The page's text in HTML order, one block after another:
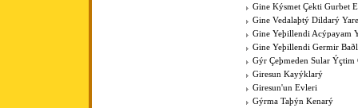
Gine Kýsmet Çekti Gurbet
Gine Vedalaþtý Dildarý
Gine Yeþillendi Acýpayam
Gine Yeþillendi Germir
Gýr Çeþmeden Sular Ýçtim
Giresun Kayýklarý
Giresun'un Evleri
Gýrma Taþýn Kenarý